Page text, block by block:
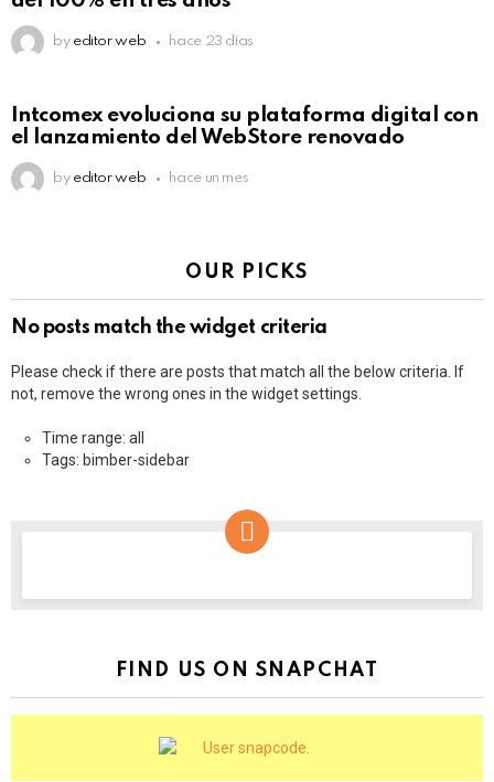
by editor web hace 23 días
Intcomex evoluciona su plataforma digital con
el lanzamiento del WebStore renovado
by editor web hace un mes
OUR PICKS
No posts match the widget criteria
Please check if there are posts that match all the below criteria. If
not, remove the wrong ones in the widget settings.
Time range: all
Tags: bimber-sidebar
FIND US ON SNAPCHAT